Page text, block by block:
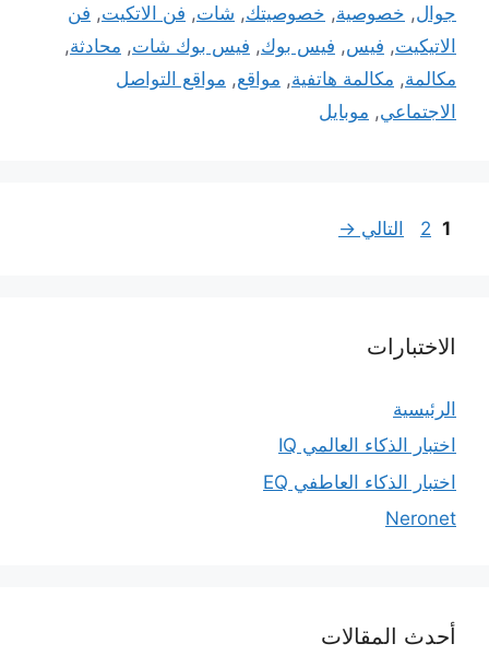
جوال, خصوصية, خصوصيتك, شات, فن الاتكيت, فن
الاتيكيت, فيس, فيس بوك, فيس بوك شات, محادثة,
مكالمة, مكالمة هاتفية, مواقع, مواقع التواصل
الاجتماعي, موبايل
Page
1
Page
2 التالي →
الاختبارات
الرئيسية
اختبار الذكاء العالمي IQ
اختبار الذكاء العاطفي EQ
Neronet
أحدث المقالات